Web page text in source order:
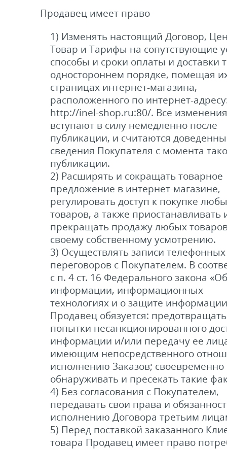
Продавец имеет право
1) Изменять настоящий Договор,
Товар и Тарифы на сопутствующие
способы и сроки оплаты и доставки
одностороннем порядке, помещая
страницах интернет-магазина,
расположенного по интернет-
http://inel-shop.ru:80/. Все изменения
вступают в силу немедленно после
публикации, и считаются
сведения Покупателя с момента
публикации.
2) Расширять и сокращать товарное
предложение в интернет-магазине,
регулировать доступ к покупке
товаров, а также приостанавливать
прекращать продажу любых
своему собственному усмотрению.
3) Осуществлять записи телефонных
переговоров с Покупателем. В
с п. 4 ст. 16 Федерального закона «Об
информации, информационных
технологиях и о защите
Продавец обязуется: предотвращать
попытки несанкционированного
информации и/или передачу ее
имеющим непосредственного
исполнению Заказов; своевременно
обнаруживать и пресекать такие
4) Без согласования с Покупателем,
передавать свои права и
исполнению Договора третьим
5) Перед поставкой заказанного
товара Продавец имеет право